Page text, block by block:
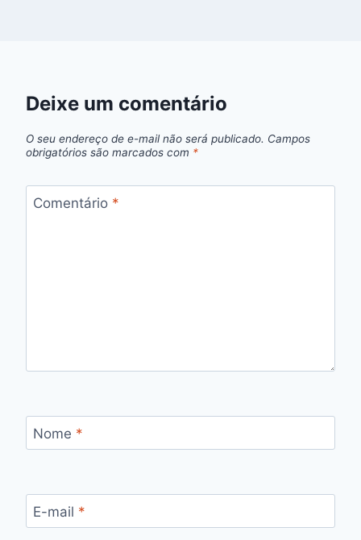
Deixe um comentário
O seu endereço de e-mail não será publicado. Campos
obrigatórios são marcados com *
Comentário *
Nome *
E-mail *